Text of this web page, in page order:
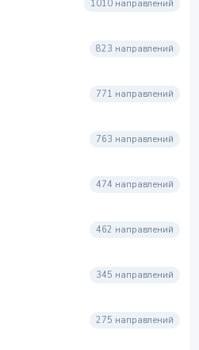
1010 направлений
823 направлений
771 направлений
763 направлений
474 направлений
462 направлений
345 направлений
275 направлений